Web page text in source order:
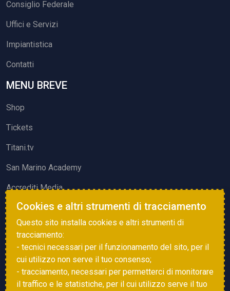
Consiglio Federale
Uffici e Servizi
Impiantistica
Contatti
MENU BREVE
Shop
Tickets
Titani.tv
San Marino Academy
Accrediti Media
ATTIVITÀ ED EVENTI
Squadre di Calcio
Associazione Sammarinese Arbitri
Vota gol e parata
Cookies e altri strumenti di tracciamento
Questo sito installa cookies e altri strumenti di
tracciamento:
- tecnici necessari per il funzionamento del sito, per il
cui utilizzo non serve il tuo consenso;
- tracciamento, necessari per permetterci di monitorare
il traffico e le statistiche, per il cui utilizzo serve il tuo